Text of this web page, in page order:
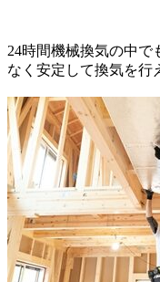
24時間機械換気の中で
なく安定して換気を行